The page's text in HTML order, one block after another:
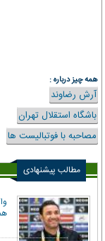
همه چیز درباره :
آرش رضاوند
باشگاه استقلال تهران
مصاحبه با فوتبالیست ها
مطالب پیشنهادی